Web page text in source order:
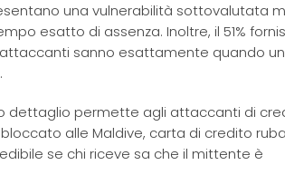
una vulnerabilità sottovalutata
esatto di assenza. Inoltre, il 51%
sanno esattamente quando
dettaglio permette agli attaccanti di
alle Maldive, carta di credito
se chi riceve sa che il mittente è